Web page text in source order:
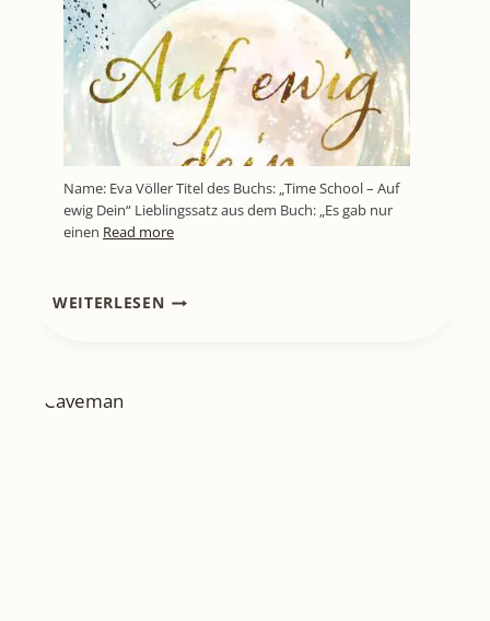
Name: Eva Völler Titel des Buchs: „Time School – Auf
ewig Dein“ Lieblingssatz aus dem Buch: „Es gab nur
einen Read more
WEITERLESEN[THEATER]